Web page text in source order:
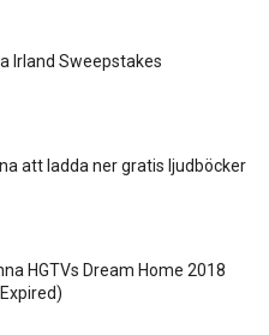
Irland Sweepstakes
att ladda ner gratis ljudböcker
HGTVs Dream Home 2018